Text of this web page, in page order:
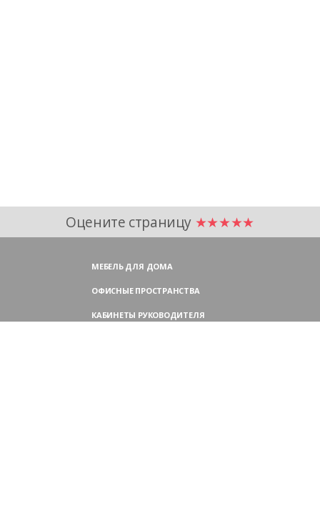
Оцените страницу ★★★★★
МЕБЕЛЬ ДЛЯ ДОМА
ОФИСНЫЕ ПРОСТРАНСТВА
КАБИНЕТЫ РУКОВОДИТЕЛЯ